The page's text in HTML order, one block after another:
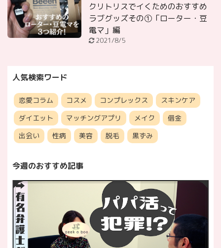
クリトリスでイくためのおすすめ
ラブグッズその①「ローター・豆
電マ」編
2021/8/5
人気検索ワード
恋愛コラム コスメ コンプレックス
スキンケア
ダイエット
マッチングアプリ メイク
借金
出会い
性病 美容 脱毛 黒ずみ
今週のおすすめ記事